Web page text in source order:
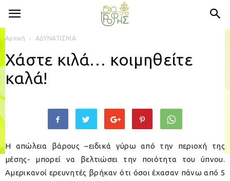
Αρχική ΑΔΥΝΑΤΙΣΜΑ
Χάστε κιλά… κοιμηθείτε
καλά!
Η απώλεια βάρους –ειδικά γύρω από την περιοχή της
μέσης- μπορεί να βελτιώσει την ποιότητα του ύπνου.
Αμερικανοί ερευνητές βρήκαν ότι όσοι έχασαν πάνω από 5